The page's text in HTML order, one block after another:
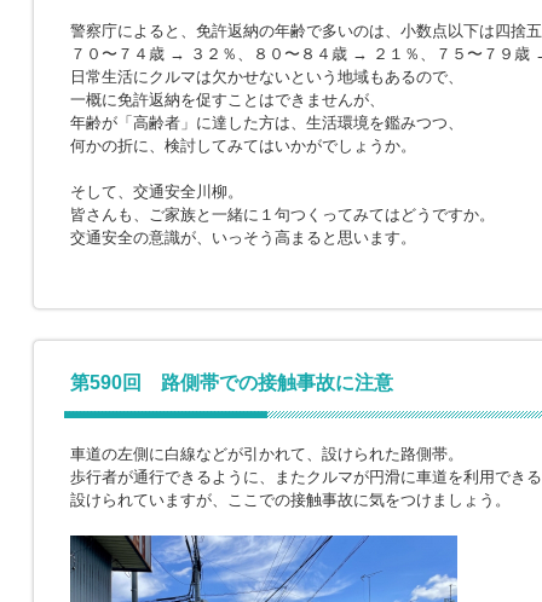
警察庁によると、免許返納の年齢で多いのは、小数点以下は四捨
７０〜７４歳 → ３２％、８０〜８４歳 → ２１％、７５〜７９歳
日常生活にクルマは欠かせないという地域もあるので、
一概に免許返納を促すことはできませんが、
年齢が「高齢者」に達した方は、生活環境を鑑みつつ、
何かの折に、検討してみてはいかがでしょうか。
そして、交通安全川柳。
皆さんも、ご家族と一緒に１句つくってみてはどうですか。
交通安全の意識が、いっそう高まると思います。
第590回 路側帯での接触事故に注意
車道の左側に白線などが引かれて、設けられた路側帯。
歩行者が通行できるように、またクルマが円滑に車道を利用でき
設けられていますが、ここでの接触事故に気をつけましょう。